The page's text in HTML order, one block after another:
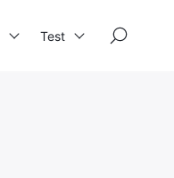
Test